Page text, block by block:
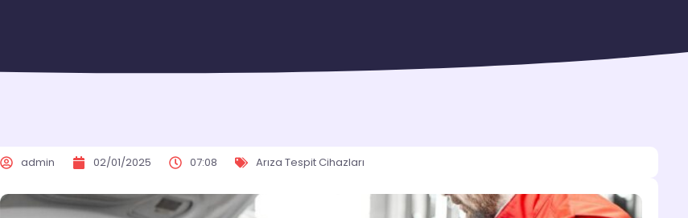
admin 02/01/2025 07:08 Arıza Tespit Cihazları